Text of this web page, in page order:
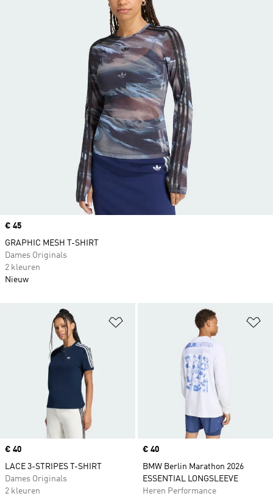
Op verlanglijst zetten
Price
€ 40
LACE 3-STRIPES T-SHIRT
Dames Originals
2 kleuren
Price
€ 40
BMW Berlin Marathon 2026
ESSENTIAL LONGSLEEVE
Heren Performance
Price
€ 45
GRAPHIC MESH T-SHIRT
Dames Originals
2 kleuren
Nieuw